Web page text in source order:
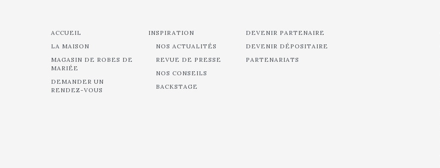
ACCUEIL
LA MAISON
MAGASIN DE ROBES DE
MARIÉE
DEMANDER UN
RENDEZ-VOUS
INSPIRATION
NOS ACTUALITÉS
REVUE DE PRESSE
NOS CONSEILS
BACKSTAGE
DEVENIR PARTENAIRE
DEVENIR DÉPOSITAIRE
PARTENARIATS